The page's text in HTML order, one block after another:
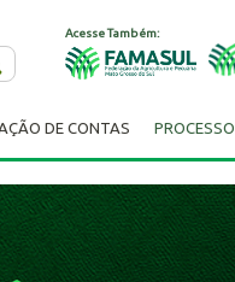
Acesse Também:
DE CONTAS